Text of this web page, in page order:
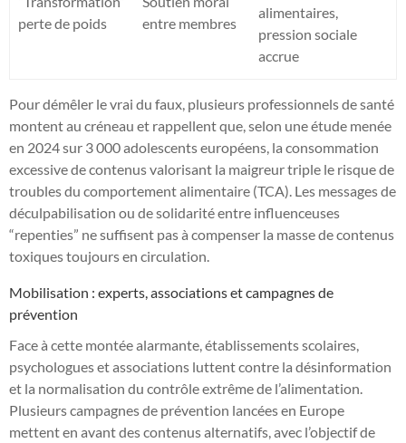
perte de poids
entre membres
alimentaires,
pression sociale
accrue
Pour démêler le vrai du faux, plusieurs professionnels de santé
montent au créneau et rappellent que, selon une étude menée
en 2024 sur 3 000 adolescents européens, la consommation
excessive de contenus valorisant la maigreur triple le risque de
troubles du comportement alimentaire (TCA). Les messages de
déculpabilisation ou de solidarité entre influenceuses
“repenties” ne suffisent pas à compenser la masse de contenus
toxiques toujours en circulation.
Mobilisation : experts, associations et campagnes de
prévention
Face à cette montée alarmante, établissements scolaires,
psychologues et associations luttent contre la désinformation
et la normalisation du contrôle extrême de l’alimentation.
Plusieurs campagnes de prévention lancées en Europe
mettent en avant des contenus alternatifs, avec l’objectif de